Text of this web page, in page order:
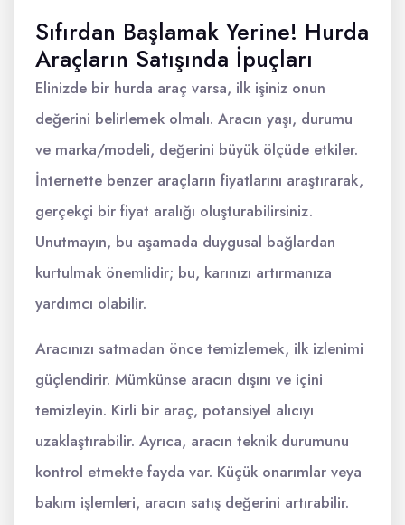
Sıfırdan Başlamak Yerine! Hurda
Araçların Satışında İpuçları
Elinizde bir hurda araç varsa, ilk işiniz onun
değerini belirlemek olmalı. Aracın yaşı, durumu
ve marka/modeli, değerini büyük ölçüde etkiler.
İnternette benzer araçların fiyatlarını araştırarak,
gerçekçi bir fiyat aralığı oluşturabilirsiniz.
Unutmayın, bu aşamada duygusal bağlardan
kurtulmak önemlidir; bu, karınızı artırmanıza
yardımcı olabilir.
Aracınızı satmadan önce temizlemek, ilk izlenimi
güçlendirir. Mümkünse aracın dışını ve içini
temizleyin. Kirli bir araç, potansiyel alıcıyı
uzaklaştırabilir. Ayrıca, aracın teknik durumunu
kontrol etmekte fayda var. Küçük onarımlar veya
bakım işlemleri, aracın satış değerini artırabilir.